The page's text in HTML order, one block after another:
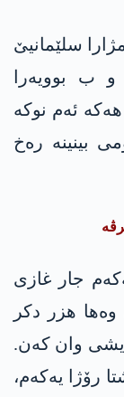
سلێمانیێ
ب بوویەرا
ئەم نوکە
بینینە رەخ
دا یەکەم جار غازی
هزر دکر
وان کەن.
رۆژا یەکەم،